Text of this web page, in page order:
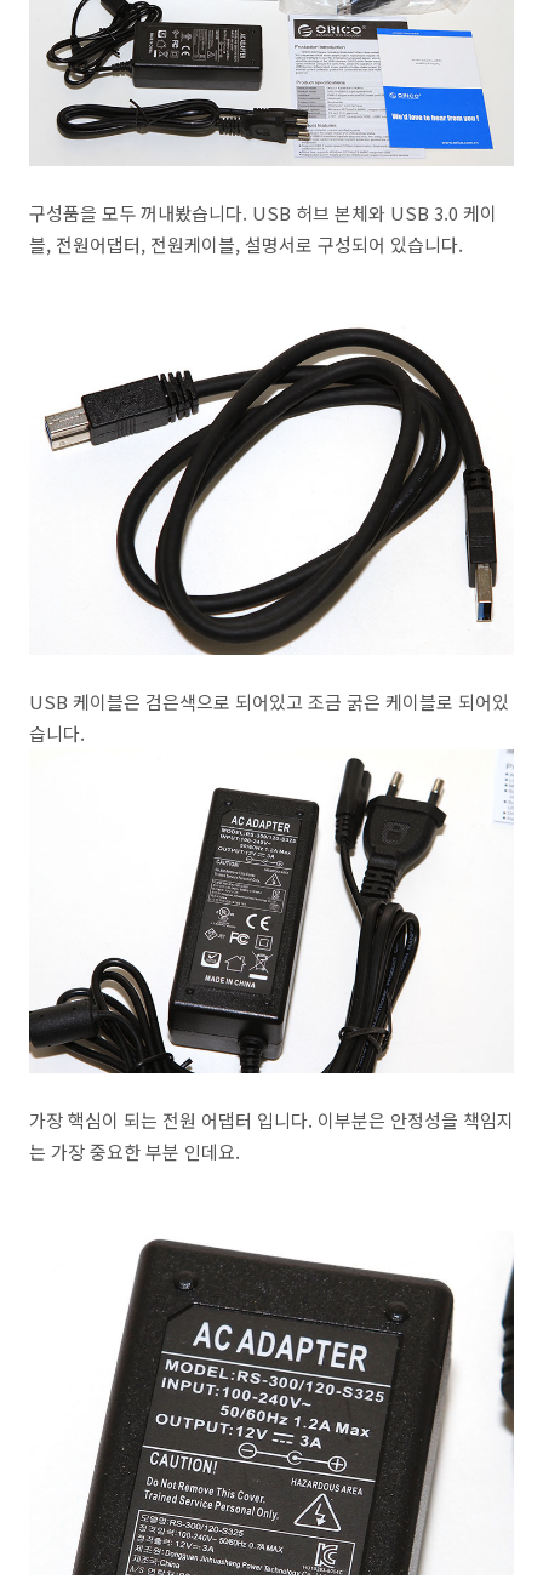
구성품을 모두 꺼내봤습니다. USB 허브 본체와 USB 3.0 케이
블, 전원어댑터, 전원케이블, 설명서로 구성되어 있습니다.
USB 케이블은 검은색으로 되어있고 조금 굵은 케이블로 되어있
습니다.
가장 핵심이 되는 전원 어댑터 입니다. 이부분은 안정성을 책임지
는 가장 중요한 부분 인데요.